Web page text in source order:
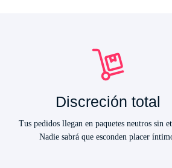
Discreción total
Tus pedidos llegan en paquetes neutros sin
Nadie sabrá que esconden placer